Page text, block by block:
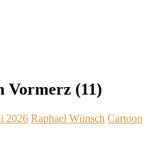
Vormerz (11)
2026 Raphael Wünsch Cartoon